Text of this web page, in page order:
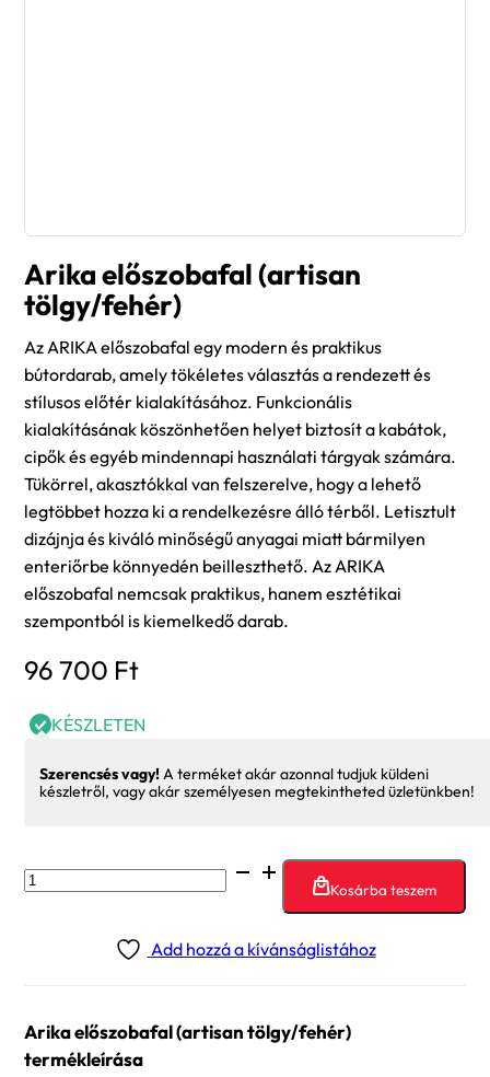
Arika előszobafal (artisan
tölgy/fehér)
Az ARIKA előszobafal egy modern és praktikus
bútordarab, amely tökéletes választás a rendezett és
stílusos előtér kialakításához. Funkcionális
kialakításának köszönhetően helyet biztosít a kabátok,
cipők és egyéb mindennapi használati tárgyak számára.
Tükörrel, akasztókkal van felszerelve, hogy a lehető
legtöbbet hozza ki a rendelkezésre álló térből. Letisztult
dizájnja és kiváló minőségű anyagai miatt bármilyen
enteriőrbe könnyedén beilleszthető. Az ARIKA
előszobafal nemcsak praktikus, hanem esztétikai
szempontból is kiemelkedő darab.
96 700 Ft
KÉSZLETEN
Szerencsés vagy!A terméket akár azonnal tudjuk küldeni
készletről, vagy akár személyesen megtekintheted üzletünkben!
Arika
előszobafal
tölgy/fehér)
Kosárba teszem
Add hozzá a kívánságlistához
Arika előszobafal (artisan tölgy/fehér)
termékleírása